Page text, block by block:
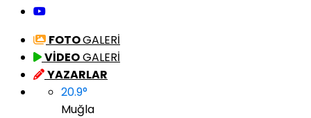
FOTOGALERİ
VİDEOGALERİ
YAZARLAR
20.9°
Muğla